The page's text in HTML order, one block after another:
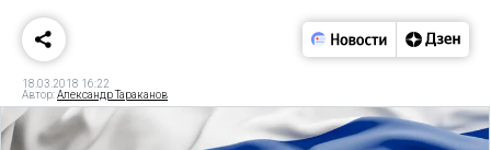
18.03.2018 16:22
Автор:Александр Тараканов